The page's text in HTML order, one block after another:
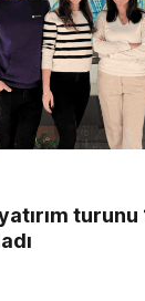
turunu